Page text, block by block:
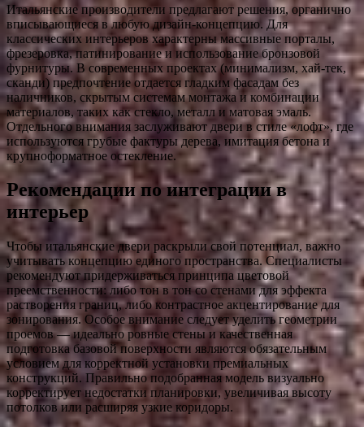
Итальянские производители предлагают решения, органично
вписывающиеся в любую дизайн-концепцию. Для
классических интерьеров характерны массивные порталы,
фрезеровка, патинирование и использование бронзовой
фурнитуры. В современных проектах (минимализм, хай-тек,
сканди) предпочтение отдается гладким фасадам без
наличников, скрытым системам монтажа и комбинации
материалов, таких как стекло, металл и матовая эмаль.
Отдельного внимания заслуживают двери в стиле «лофт», где
используются грубые фактуры дерева, имитация бетона и
крупноформатное остекление.
Рекомендации по интеграции в
интерьер
Чтобы итальянские двери раскрыли свой потенциал, важно
учитывать концепцию единого пространства. Специалисты
рекомендуют придерживаться принципа цветовой
преемственности: либо тон в тон со стенами для эффекта
растворения границ, либо контрастное акцентирование для
зонирования. Особое внимание следует уделить геометрии
проемов — идеально ровные стены и качественная
подготовка базовой поверхности являются обязательным
условием для корректной установки премиальных
конструкций. Правильно подобранная модель визуально
корректирует недостатки планировки, увеличивая высоту
потолков или расширяя узкие коридоры.